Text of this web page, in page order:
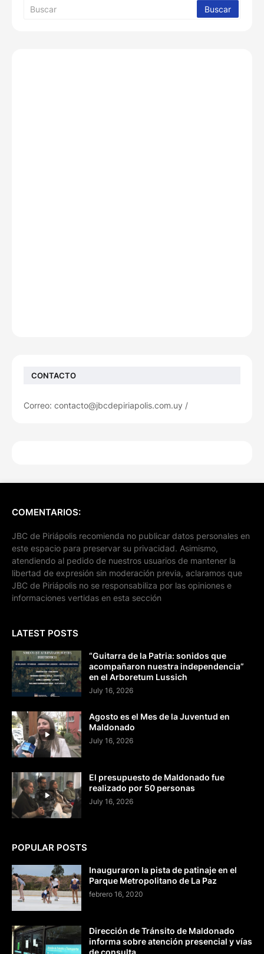
CONTACTO
Correo: contacto@jbcdepiriapolis.com.uy /
COMENTARIOS:
JBC de Piriápolis recomienda no publicar datos personales en
este espacio para preservar su privacidad. Asimismo,
atendiendo al pedido de nuestros usuarios de mantener la
libertad de expresión sin moderación previa, aclaramos que
JBC de Piriápolis no se responsabiliza por las opiniones e
informaciones vertidas en esta sección
LATEST POSTS
“Guitarra de la Patria: sonidos que
acompañaron nuestra independencia”
en el Arboretum Lussich
July 16, 2026
Agosto es el Mes de la Juventud en
Maldonado
July 16, 2026
El presupuesto de Maldonado fue
realizado por 50 personas
July 16, 2026
POPULAR POSTS
Inauguraron la pista de patinaje en el
Parque Metropolitano de La Paz
febrero 16, 2020
Dirección de Tránsito de Maldonado
informa sobre atención presencial y vías